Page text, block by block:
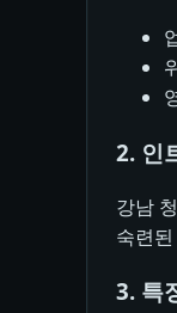
2. 인
강남
숙련
3. 특